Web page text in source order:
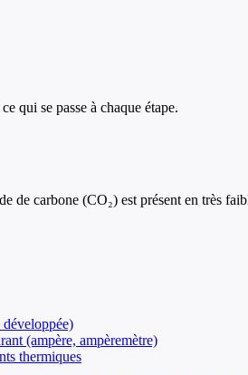
qui se passe à chaque étape.
de carbone (CO₂) est présent en très
(ampère, ampèremètre)
thermiques